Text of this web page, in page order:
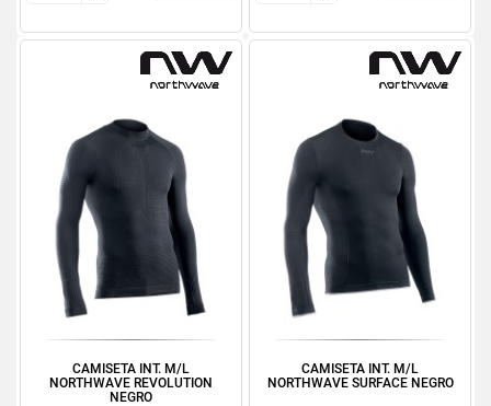
CAMISETA INT. M/L
NORTHWAVE REVOLUTION
NEGRO
CAMISETA INT. M/L
NORTHWAVE SURFACE NEGRO